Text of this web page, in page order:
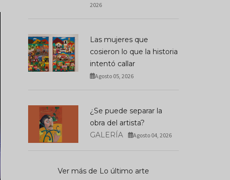
2026
Las mujeres que
cosieron lo que la historia
intentó callar
Agosto 05, 2026
¿Se puede separar la
obra del artista?
GALERÍA
Agosto 04, 2026
Ver más de Lo último arte